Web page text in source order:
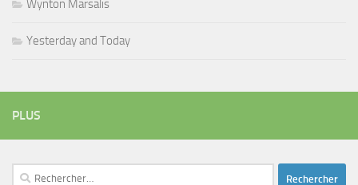
Wynton Marsalis
Yesterday and Today
PLUS
Rechercher :